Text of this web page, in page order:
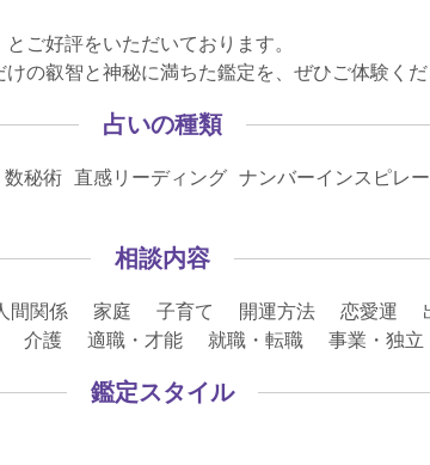
ご好評をいただいております。
の叡智と神秘に満ちた鑑定を、ぜひご体験くだ
占いの種類
秘術 直感リーディング ナンバーインスピレ
相談内容
係 家庭 子育て 開運方法 恋愛運 出
護 適職・才能 就職・転職 事業・独立
鑑定スタイル